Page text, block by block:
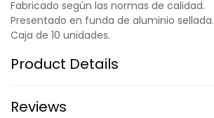
Fabricado según las normas de calidad.
Presentado en funda de aluminio sellada.
Caja de 10 unidades.
Product Details
Reviews